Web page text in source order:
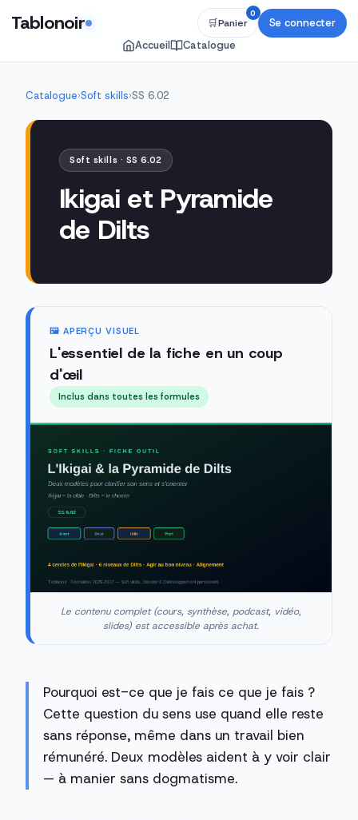
Tablonoir
Accueil Catalogue
🛒Panier
0
Se connecter
Catalogue›Soft skills›SS 6.02
Soft skills · SS 6.02
Ikigai et Pyramide
de Dilts
🖼️ APERÇU VISUEL
L'essentiel de la fiche en un coup
d'œil
Inclus dans toutes les formules
Le contenu complet (cours, synthèse, podcast, vidéo,
slides) est accessible après achat.
Pourquoi est-ce que je fais ce que je fais ?
Cette question du sens use quand elle reste
sans réponse, même dans un travail bien
rémunéré. Deux modèles aident à y voir clair
— à manier sans dogmatisme.